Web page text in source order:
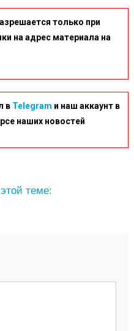
только при
на адрес материала на
в Telegram и наш аккаунт в
наших новостей
теме: